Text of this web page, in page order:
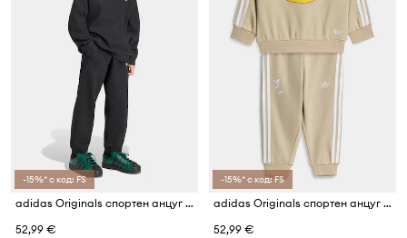
-15%* с код: FS
adidas Originals спортен анцуг за деца
52,99 €
-15%* с код: FS
adidas Originals спортен анцуг за деца с памук
52,99 €